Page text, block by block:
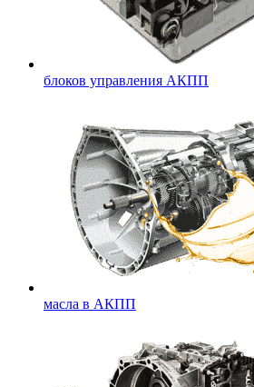
блоков управления АКПП
масла в АКПП